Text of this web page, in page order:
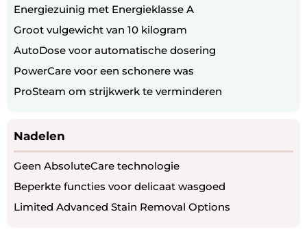
Energiezuinig met Energieklasse A
Groot vulgewicht van 10 kilogram
AutoDose voor automatische dosering
PowerCare voor een schonere was
ProSteam om strijkwerk te verminderen
Nadelen
Geen AbsoluteCare technologie
Beperkte functies voor delicaat wasgoed
Limited Advanced Stain Removal Options